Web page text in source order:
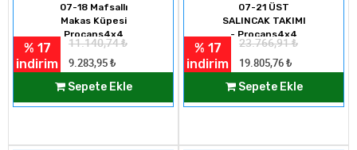
07-18 Mafsallı
Makas Küpesi
Procans4x4
% 17
indirim
11.140,74₺
9.283,95 ₺
Sepete Ekle
07-21 ÜST
SALINCAK TAKIMI
- Procans4x4
% 17
indirim
23.766,91₺
19.805,76 ₺
Sepete Ekle